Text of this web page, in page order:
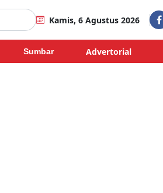
Kamis, 6 Agustus 2026
Sumbar Advertorial